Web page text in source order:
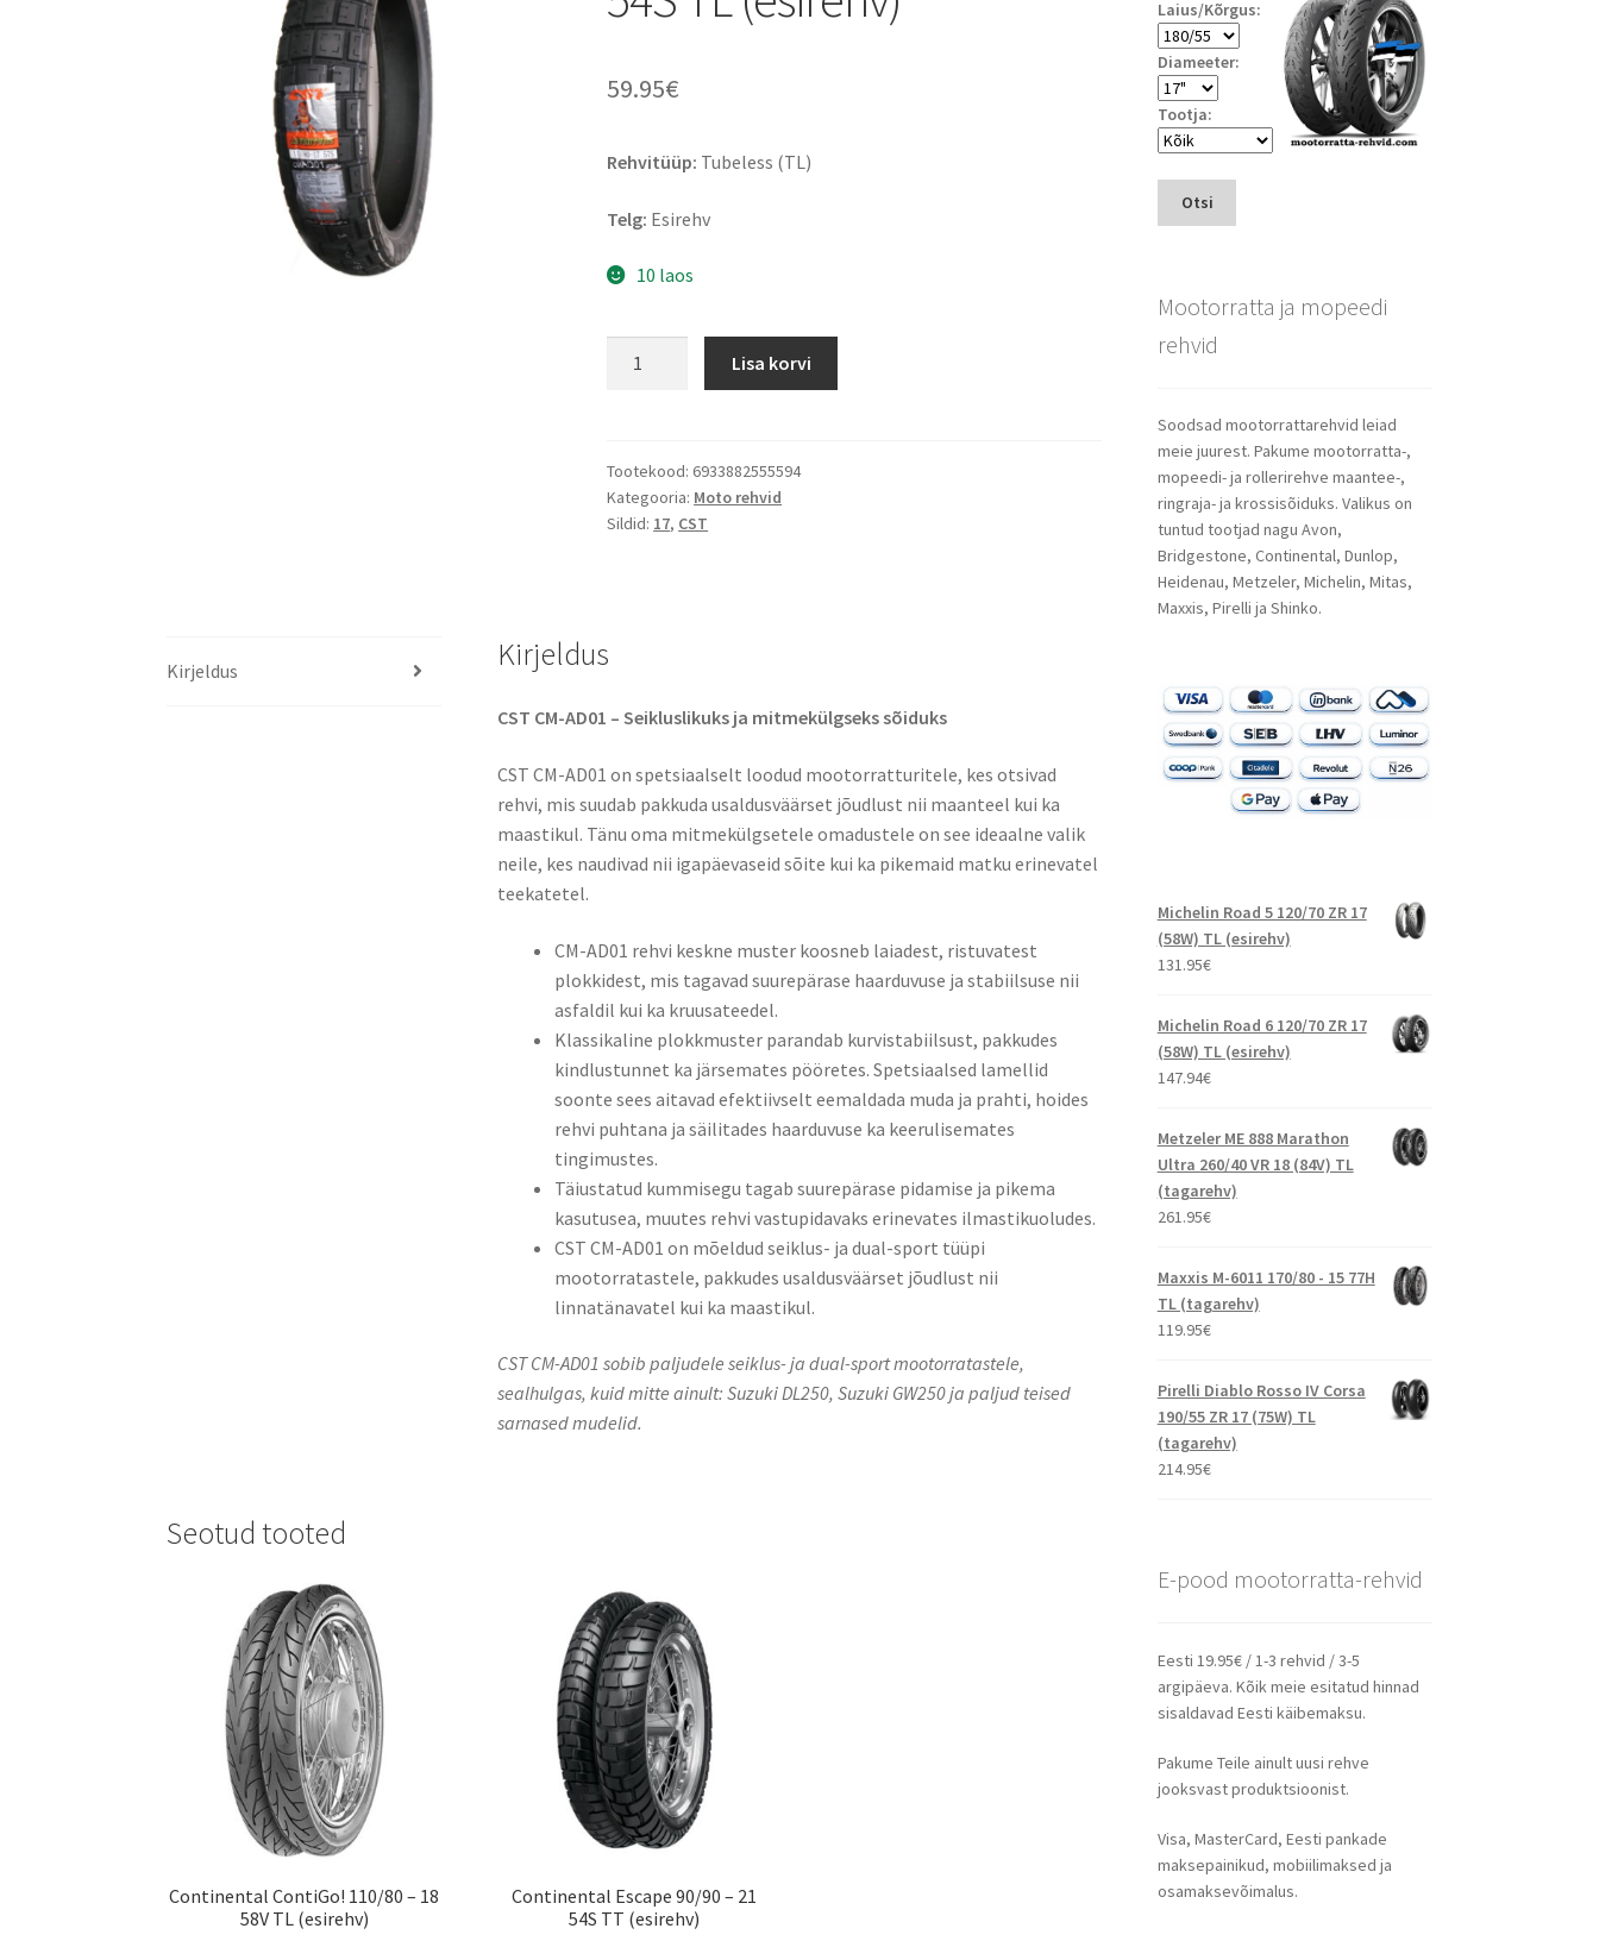
59.95€
Rehvitüüp: Tubeless (TL)
Telg: Esirehv
10 laos
R
17
54S
Lisa korvi
Tootekood: 6933882555594
Kategooria: Moto rehvid
Sildid: 17, CST
Kirjeldus Kirjeldus
CST CM-AD01 – Seikluslikuks ja mitmekülgseks sõiduks
CST CM-AD01 on spetsiaalselt loodud mootorratturitele, kes otsivad
rehvi, mis suudab pakkuda usaldusväärset jõudlust nii maanteel kui ka
maastikul. Tänu oma mitmekülgsetele omadustele on see ideaalne valik
neile, kes naudivad nii igapäevaseid sõite kui ka pikemaid matku erinevatel
teekatetel.
CM-AD01 rehvi keskne muster koosneb laiadest, ristuvatest
plokkidest, mis tagavad suurepärase haarduvuse ja stabiilsuse nii
asfaldil kui ka kruusateedel.
Klassikaline plokkmuster parandab kurvistabiilsust, pakkudes
kindlustunnet ka järsemates pööretes. Spetsiaalsed lamellid
soonte sees aitavad efektiivselt eemaldada muda ja prahti, hoides
rehvi puhtana ja säilitades haarduvuse ka keerulisemates
tingimustes.
Täiustatud kummisegu tagab suurepärase pidamise ja pikema
kasutusea, muutes rehvi vastupidavaks erinevates ilmastikuoludes.
CST CM-AD01 on mõeldud seiklus- ja dual-sport tüüpi
mootorratastele, pakkudes usaldusväärset jõudlust nii
linnatänavatel kui ka maastikul.
CST CM-AD01 sobib paljudele seiklus- ja dual-sport mootorratastele,
sealhulgas, kuid mitte ainult: Suzuki DL250, Suzuki GW250 ja paljud teised
sarnased mudelid.
Seotud tooted
Continental ContiGo! 110/80 – 18
58V TL (esirehv)
Continental Escape 90/90 – 21
54S TT (esirehv)
Laius/Kõrgus:
Diameeter:
Tootja:
Otsi
Mootorratta ja mopeedi
rehvid
Soodsad mootorrattarehvid leiad
meie juurest. Pakume mootorratta-,
mopeedi- ja rollerirehve maantee-,
ringraja- ja krossisõiduks. Valikus on
tuntud tootjad nagu Avon,
Bridgestone, Continental, Dunlop,
Heidenau, Metzeler, Michelin, Mitas,
Maxxis, Pirelli ja Shinko.
Michelin Road 5 120/70 ZR 17
(58W) TL (esirehv)
131.95€
Michelin Road 6 120/70 ZR 17
(58W) TL (esirehv)
147.94€
Metzeler ME 888 Marathon
Ultra 260/40 VR 18 (84V) TL
(tagarehv)
261.95€
Maxxis M-6011 170/80 - 15 77H
TL (tagarehv)
119.95€
Pirelli Diablo Rosso IV Corsa
190/55 ZR 17 (75W) TL
(tagarehv)
214.95€
E-pood mootorratta-rehvid
Eesti 19.95€ / 1-3 rehvid / 3-5
argipäeva. Kõik meie esitatud hinnad
sisaldavad Eesti käibemaksu.
Pakume Teile ainult uusi rehve
jooksvast produktsioonist.
Visa, MasterCard, Eesti pankade
maksepainikud, mobiilimaksed ja
osamaksevõimalus.